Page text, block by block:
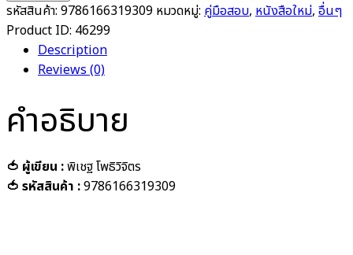
รหัสสินค้า: 9786166319309 หมวดหมู่: คู่มือสอบ, หนังสือใหม่, อื่นๆ
Product ID: 46299
Description
Reviews (0)
คำอธิบาย
🍅 ผู้เขียน :พิเชฐ โพธิวิจิตร
🍅 รหัสสินค้า :9786166319309